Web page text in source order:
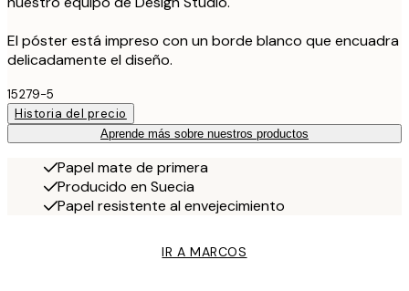
El póster está impreso con un borde blanco que encuadra
delicadamente el diseño.
15279-5
Historia del precio
Aprende más sobre nuestros productos
Papel mate de primera
Producido en Suecia
Papel resistente al envejecimiento
IR A MARCOS